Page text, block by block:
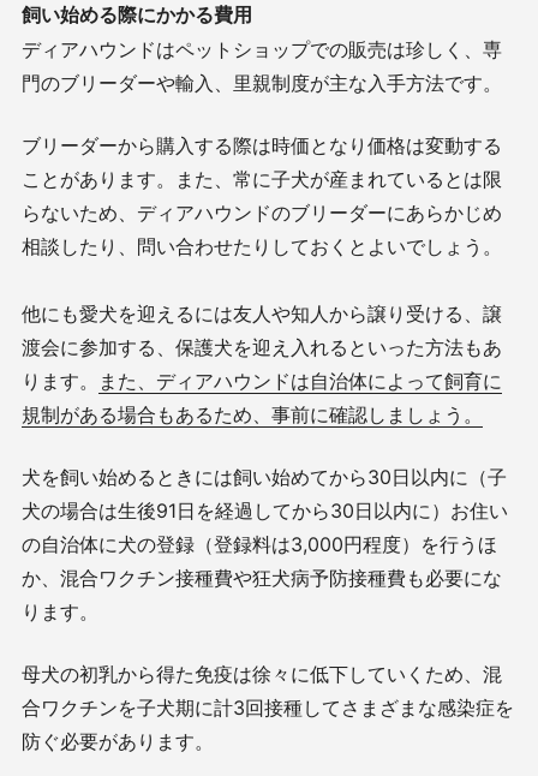
飼い始める際にかかる費用
ディアハウンドはペットショップでの販売は珍しく、専
門のブリーダーや輸入、里親制度が主な入手方法です。
ブリーダーから購入する際は時価となり価格は変動する
ことがあります。また、常に子犬が産まれているとは限
らないため、ディアハウンドのブリーダーにあらかじめ
相談したり、問い合わせたりしておくとよいでしょう。
他にも愛犬を迎えるには友人や知人から譲り受ける、譲
渡会に参加する、保護犬を迎え入れるといった方法もあ
ります。
また、ディアハウンドは自治体によって飼育に
規制がある場合もあるため、事前に確認しましょう。
犬を飼い始めるときには飼い始めてから30日以内に（子
犬の場合は生後91日を経過してから30日以内に）お住い
の自治体に犬の登録（登録料は3,000円程度）を行うほ
か、混合ワクチン接種費や狂犬病予防接種費も必要にな
ります。
母犬の初乳から得た免疫は徐々に低下していくため、混
合ワクチンを子犬期に計3回接種してさまざまな感染症を
防ぐ必要があります。